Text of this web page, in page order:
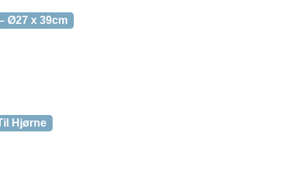
Ø27 x 39cm
Hjørne